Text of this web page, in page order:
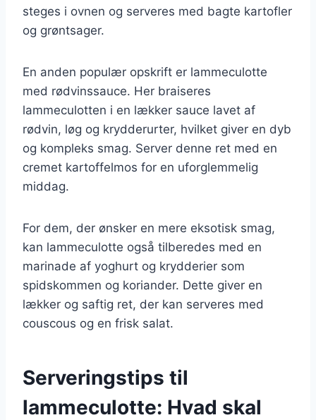
steges i ovnen og serveres med bagte kartofler
og grøntsager.
En anden populær opskrift er lammeculotte
med rødvinssauce. Her braiseres
lammeculotten i en lækker sauce lavet af
rødvin, løg og krydderurter, hvilket giver en dyb
og kompleks smag. Server denne ret med en
cremet kartoffelmos for en uforglemmelig
middag.
For dem, der ønsker en mere eksotisk smag,
kan lammeculotte også tilberedes med en
marinade af yoghurt og krydderier som
spidskommen og koriander. Dette giver en
lækker og saftig ret, der kan serveres med
couscous og en frisk salat.
Serveringstips til
lammeculotte: Hvad skal